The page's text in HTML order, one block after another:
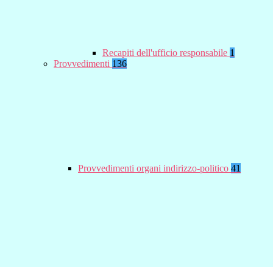
Recapiti dell'ufficio responsabile 1
Provvedimenti 136
Provvedimenti organi indirizzo-politico 41